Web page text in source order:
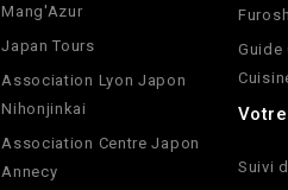
Mang'Azur
Japan Tours
Association Lyon Japon
Nihonjinkai
Association Centre Japon
Annecy
Guide
Suivi